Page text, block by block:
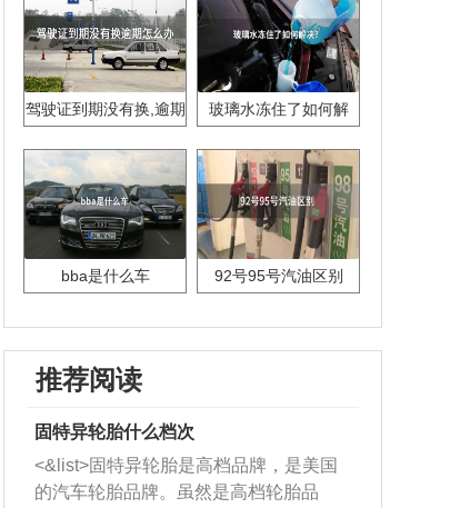
驾驶证到期没有换,逾期
玻璃水冻住了如何解
bba是什么车 92号95号汽油区别
推荐阅读
固特异轮胎什么档次
<&list>固特异轮胎是高档品牌，是美国
的汽车轮胎品牌。虽然是高档轮胎品